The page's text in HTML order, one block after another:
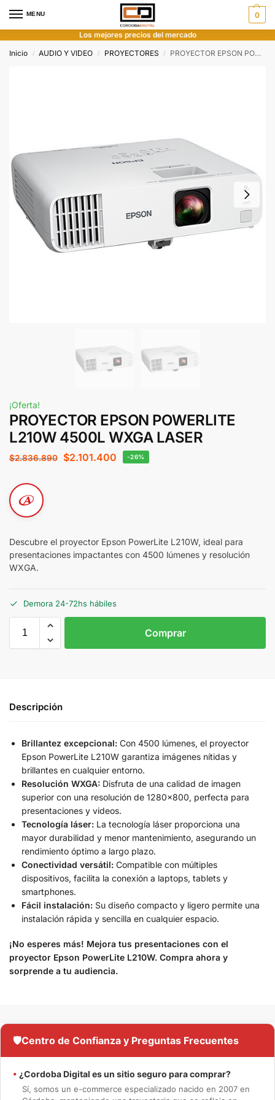
MENU 0
Los mejores precios del mercado
Inicio
/ AUDIO Y VIDEO / PROYECTORES / PROYECTOR EPSON POWERLITE L210W 4500L WXGA LASER
¡Oferta!
PROYECTOR EPSON POWERLITE
L210W 4500L WXGA LASER
$2.836.890 $2.101.400 -26%
Descubre el proyector Epson PowerLite L210W, ideal para
presentaciones impactantes con 4500 lúmenes y resolución
WXGA.
Demora 24-72hs hábiles
Comprar
Descripción
Brillantez excepcional: Con 4500 lúmenes, el proyector
Epson PowerLite L210W garantiza imágenes nítidas y
brillantes en cualquier entorno.
Resolución WXGA: Disfruta de una calidad de imagen
superior con una resolución de 1280×800, perfecta para
presentaciones y videos.
Tecnología láser: La tecnología láser proporciona una
mayor durabilidad y menor mantenimiento, asegurando un
rendimiento óptimo a largo plazo.
Conectividad versátil: Compatible con múltiples
dispositivos, facilita la conexión a laptops, tablets y
smartphones.
Fácil instalación: Su diseño compacto y ligero permite una
instalación rápida y sencilla en cualquier espacio.
¡No esperes más! Mejora tus presentaciones con el
proyector Epson PowerLite L210W. Compra ahora y
sorprende a tu audiencia.
🛡️Centro de Confianza y Preguntas Frecuentes
• ¿Cordoba Digital es un sitio seguro para comprar?
Sí, somos un e-commerce especializado nacido en 2007 en